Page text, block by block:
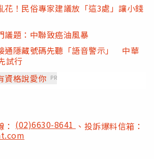
花！民俗專家建議放「這3處」讓小錢
議題：中聯致癌油風暴
通隱藏號碼先聽「語音警示」 中華
試行
資格說愛你 PR
(02)6630-8641 、投訴爆料信箱：